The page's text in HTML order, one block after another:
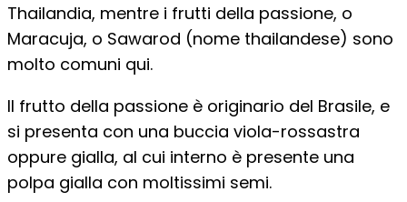
Thailandia, mentre i frutti della passione, o
Maracuja, o Sawarod (nome thailandese) sono
molto comuni qui.
Il frutto della passione è originario del Brasile, e
si presenta con una buccia viola-rossastra
oppure gialla, al cui interno è presente una
polpa gialla con moltissimi semi.